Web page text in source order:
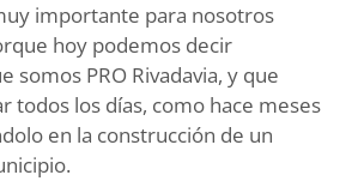
importante para nosotros
hoy podemos decir
somos PRO Rivadavia, y que
todos los días, como hace meses
en la construcción de un